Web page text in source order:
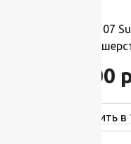
Прямой 107
2,00×3,40 м, 100%
74 800
Купить